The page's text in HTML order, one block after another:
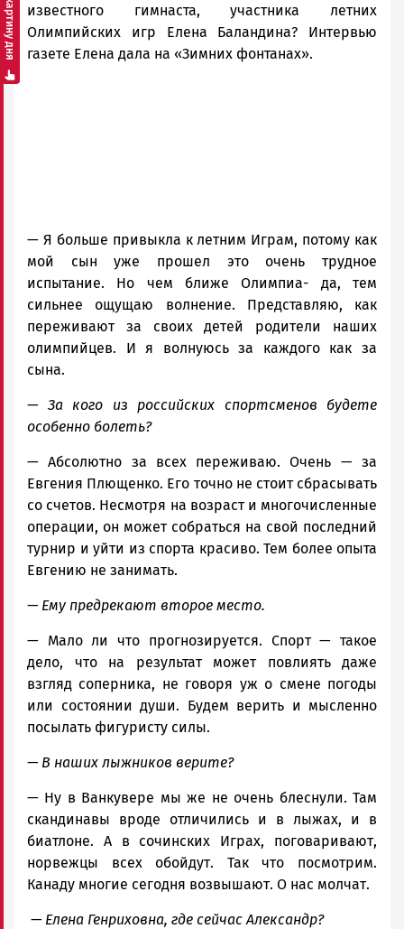
известного гимнаста, участника летних
Олимпийских игр Елена Баландина? Интервью
газете Елена дала на «Зимних фонтанах».
— Я больше привыкла к летним Играм, потому как
мой сын уже прошел это очень трудное
испытание. Но чем ближе Олимпиа- да, тем
сильнее ощущаю волнение. Представляю, как
переживают за своих детей родители наших
олимпийцев. И я волнуюсь за каждого как за
сына.
— За кого из российских спортсменов будете
особенно болеть?
— Абсолютно за всех переживаю. Очень — за
Евгения Плющенко. Его точно не стоит сбрасывать
со счетов. Несмотря на возраст и многочисленные
операции, он может собраться на свой последний
турнир и уйти из спорта красиво. Тем более опыта
Евгению не занимать.
— Ему предрекают второе место.
— Мало ли что прогнозируется. Спорт — такое
дело, что на результат может повлиять даже
взгляд соперника, не говоря уж о смене погоды
или состоянии души. Будем верить и мысленно
посылать фигуристу силы.
— В наших лыжников верите?
— Ну в Ванкувере мы же не очень блеснули. Там
скандинавы вроде отличились и в лыжах, и в
биатлоне. А в сочинских Играх, поговаривают,
норвежцы всех обойдут. Так что посмотрим.
Канаду многие сегодня возвышают. О нас молчат.
— Елена Генриховна, где сейчас Александр?